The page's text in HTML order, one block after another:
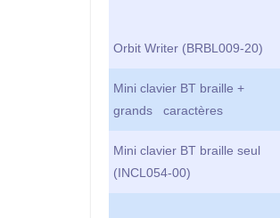
Orbit Writer (BRBL009-20)
Mini clavier BT braille +
grands caractères
Mini clavier BT braille seul
(INCL054-00)